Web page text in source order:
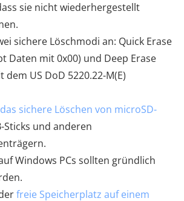
sie nicht wiederhergestellt
sichere Löschmodi an: Quick Erase
Daten mit 0x00) und Deep Erase
US DoD 5220.22-M(E)
das sichere Löschen von microSD-
Sticks und anderen
Windows PCs sollten gründlich
freie Speicherplatz auf einem